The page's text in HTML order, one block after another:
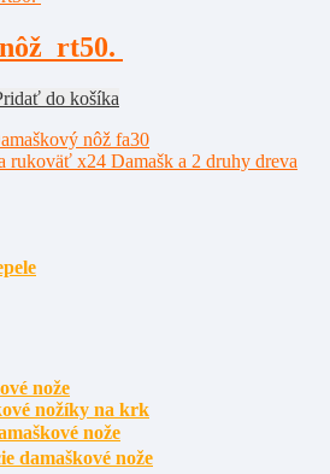
rt50.
do košíka
nôž fa30
Damašk a 2 druhy dreva
nože
nožíky na krk
nože
damaškové nože